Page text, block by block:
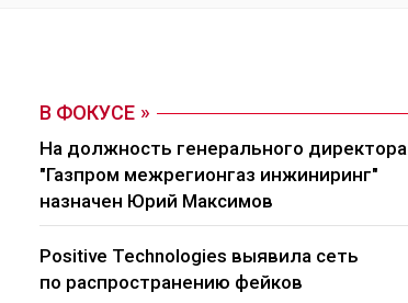
В ФОКУСЕ
На должность генерального директора
"Газпром межрегионгаз инжиниринг"
назначен Юрий Максимов
Positive Technologies выявила сеть
по распространению фейков